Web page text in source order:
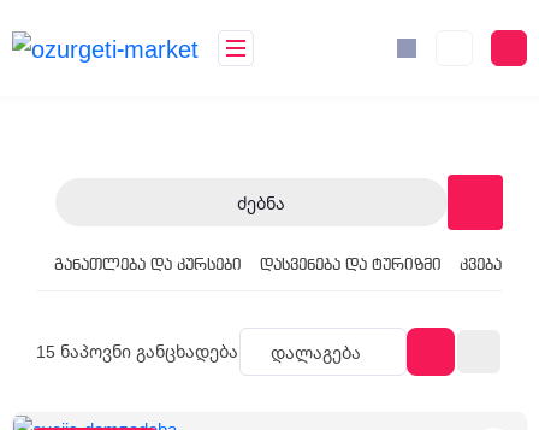
Ძებნა
განათლება და კურსები დასვენება და ტურიზმი კვება
15 ნაპოვნი განცხადება Დალაგება